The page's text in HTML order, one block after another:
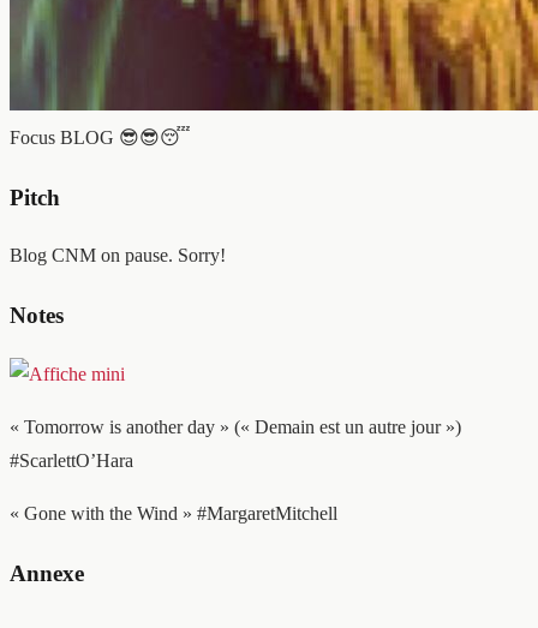
Focus BLOG 😎😎😴
Pitch
Blog CNM on pause. Sorry!
Notes
« Tomorrow is another day » (« Demain est un autre jour »)
#ScarlettO’Hara
« Gone with the Wind » #MargaretMitchell
Annexe